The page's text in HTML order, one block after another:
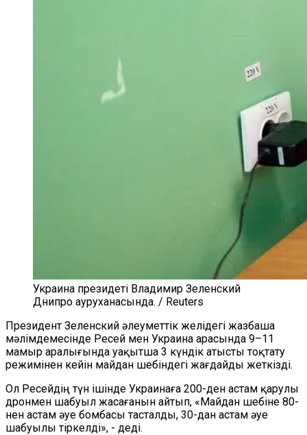
Украина президеті Владимир Зеленский
Днипро ауруханасында. / Reuters
Президент Зеленский әлеуметтік желідегі жазбаша
мәлімдемесінде Ресей мен Украина арасында 9–11
мамыр аралығында уақытша 3 күндік атысты тоқтату
режимінен кейін майдан шебіндегі жағдайды жеткізді.
Ол Ресейдің түн ішінде Украинаға 200-ден астам қарулы
дронмен шабуыл жасағанын айтып, «Майдан шебіне 80-
нен астам әуе бомбасы тасталды, 30-дан астам әуе
шабуылы тіркелді», - деді.